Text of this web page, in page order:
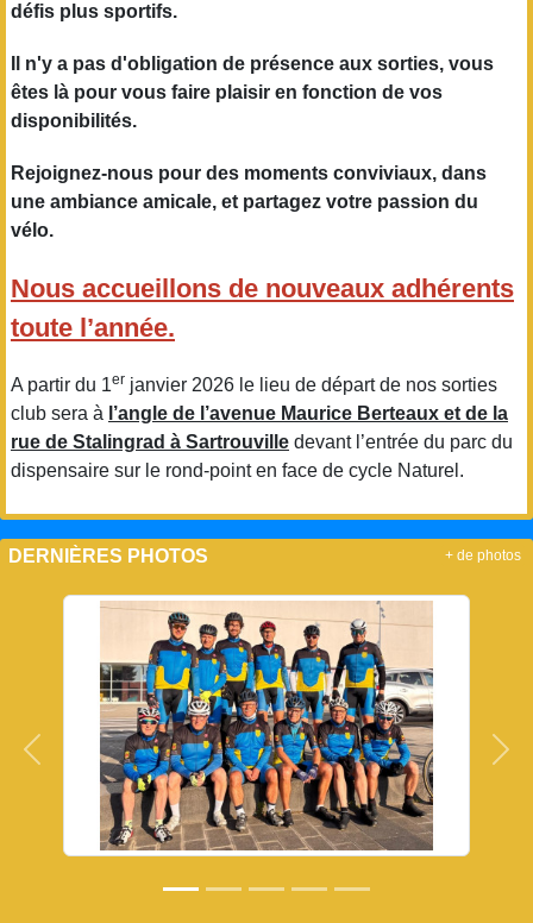
défis plus sportifs.
Il n'y a pas d'obligation de présence aux sorties, vous
êtes là pour vous faire plaisir en fonction de vos
disponibilités.
Rejoignez-nous pour des moments conviviaux, dans
une ambiance amicale, et partagez votre passion du
vélo.
Nous accueillons de nouveaux adhérents
toute l’année.
A partir du 1er janvier 2026 le lieu de départ de nos sorties
club sera à l’angle de l’avenue Maurice Berteaux et de la
rue de Stalingrad à Sartrouville devant l’entrée du parc du
dispensaire sur le rond-point en face de cycle Naturel.
DERNIÈRES PHOTOS
Précedent
+ de photos